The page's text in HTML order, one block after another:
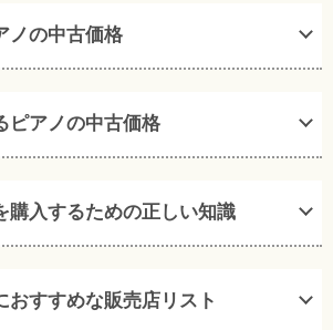
ノの中古価格
ピアノの中古価格
購入するための正しい知識
おすすめな販売店リスト